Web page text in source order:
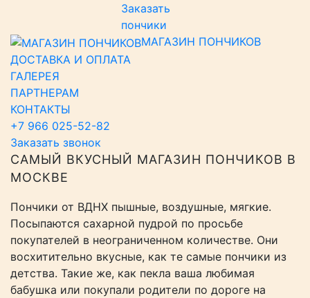
Заказать
пончики
МАГАЗИН ПОНЧИКОВ
ДОСТАВКА И ОПЛАТА
ГАЛЕРЕЯ
ПАРТНЕРАМ
КОНТАКТЫ
+7 966 025-52-82
Заказать звонок
САМЫЙ ВКУСНЫЙ МАГАЗИН ПОНЧИКОВ В
МОСКВЕ
Пончики от ВДНХ пышные, воздушные, мягкие.
Посыпаются сахарной пудрой по просьбе
покупателей в неограниченном количестве. Они
восхитительно вкусные, как те самые пончики из
детства. Такие же, как пекла ваша любимая
бабушка или покупали родители по дороге на